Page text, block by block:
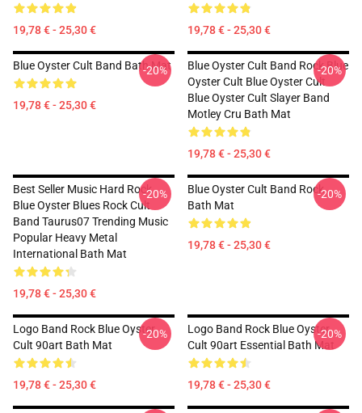
19,78 € - 25,30 € 19,78 € - 25,30 €
Blue Oyster Cult Band Bath Mat
19,78 € - 25,30 €
-20%
Blue Oyster Cult Band Rock Blue
Oyster Cult Blue Oyster Cult
Blue Oyster Cult Slayer Band
Motley Cru Bath Mat
19,78 € - 25,30 €
-20%
Best Seller Music Hard Rock
Blue Oyster Blues Rock Cult
Band Taurus07 Trending Music
Popular Heavy Metal
International Bath Mat
19,78 € - 25,30 €
-20%
Blue Oyster Cult Band Rock
Bath Mat
19,78 € - 25,30 €
-20%
Logo Band Rock Blue Oyster
Cult 90art Bath Mat
19,78 € - 25,30 €
-20%
Logo Band Rock Blue Oyster
Cult 90art Essential Bath Mat
19,78 € - 25,30 €
-20%